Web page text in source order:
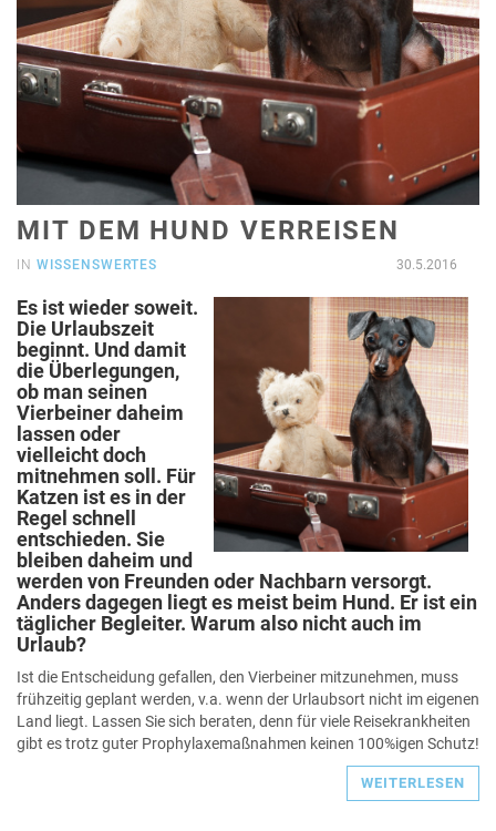
MIT DEM HUND VERREISEN
IN WISSENSWERTES 30.5.2016
Es ist wieder soweit.
Die Urlaubszeit
beginnt. Und damit
die Überlegungen,
ob man seinen
Vierbeiner daheim
lassen oder
vielleicht doch
mitnehmen soll. Für
Katzen ist es in der
Regel schnell
entschieden. Sie
bleiben daheim und
werden von Freunden oder Nachbarn versorgt.
Anders dagegen liegt es meist beim Hund. Er ist ein
täglicher Begleiter. Warum also nicht auch im
Urlaub?
Ist die Entscheidung gefallen, den Vierbeiner mitzunehmen, muss
frühzeitig geplant werden, v.a. wenn der Urlaubsort nicht im eigenen
Land liegt. Lassen Sie sich beraten, denn für viele Reisekrankheiten
gibt es trotz guter Prophylaxemaßnahmen keinen 100%igen Schutz!
WEITERLESEN